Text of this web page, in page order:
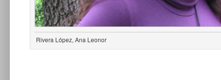
Rivera López, Ana Leonor